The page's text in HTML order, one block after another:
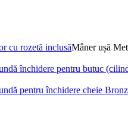
cu rozetă inclusăMâner ușă
închidere pentru butuc
pentru închidere cheie